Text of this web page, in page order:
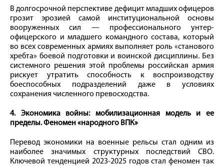
В долгосрочной перспективе дефицит младших офицеров
грозит эрозией самой институциональной основы
вооруженных сил — профессионального унтер-
офицерского и младшего командного состава, который
во всех современных армиях выполняет роль «станового
хребта» боевой подготовки и воинской дисциплины. Без
системного решения этой проблемы российская армия
рискует утратить способность к воспроизводству
боеспособных подразделений даже в условиях
сохранения численного превосходства.
4. Экономика войны: мобилизационная модель и ее
пределы. Феномен «народного ВПК»
Перевод экономики на военные рельсы стал одним из
наиболее значимых структурных последствий СВО.
Ключевой тенденцией 2023-2025 годов стал феномен так